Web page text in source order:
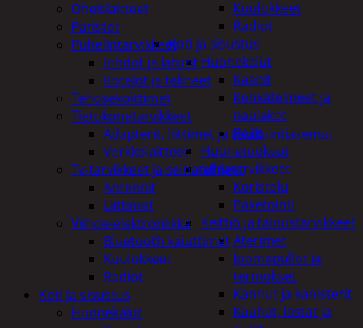
Kuulokkeet
Radiot
Koti ja sisustus
Huonekalut
Kaapit
Kenkätelineet ja
naulakot
Peilit
Huonetuoksut
Juhlatarvikkeet
Koristelu
Paketointi
Keittiö ja taloustarvikkeet
Aterimet
Juomapullot ja
termokset
Kannut ja kanisterit
Kauhat, lastat ja
Oheislaitteet
Paristot
Puhelintarvikkeet
Johdot ja laturit
Kotelot ja telineet
Tehosekoittimet
Tietokonetarvikkeet
Adapterit, liittimet ja telakointiasemat
Verkkolaitteet
Tv-tarvikkeet ja seinätelineet
Antennit
Liittimet
Viihde-elektroniikka
Bluetooth kaiuttimet
Kuulokkeet
Radiot
Koti ja sisustus
Huonekalut